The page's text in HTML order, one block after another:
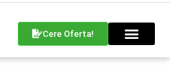
Cere Oferta!